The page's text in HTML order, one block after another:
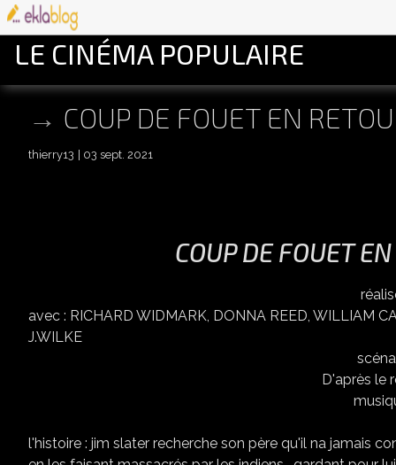
LE CINÉMA POPULAIRE
COUP DE FOUET EN
thierry13 03 sept. 2021
COUP DE FOUET
réalisé par JOHN
avec : RICHARD WIDMARK, DONNA REED, WILLIAM
J.WILKE
scénario : BORDEN
D'après le roman de
musique :
l'histoire : jim slater recherche son père qu'il na jamais